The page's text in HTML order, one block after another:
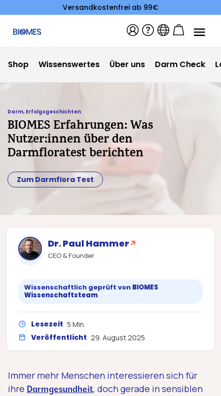
Versandkostenfrei ab 99€
Shop Wissenswertes Über uns Darm Check
Darm, Erfolgsgeschichten
BIOMES Erfahrungen: Was
Nutzer:innen über den
Darmfloratest berichten
Zum Darmflora Test
Dr. Paul Hammer↗
CEO & Founder
Wissenschaftlich geprüft von BIOMES
Wissenschaftsteam
Lesezeit 5 Min.
Veröffentlicht 29. August 2025
Immer mehr Menschen interessieren sich für
ihre Darmgesundheit, doch gerade in sensiblen